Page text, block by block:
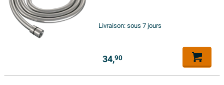
Livraison:sous 7 jours
34,90